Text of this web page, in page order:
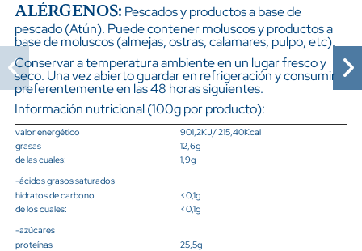
ALÉRGENOS: Pescados y productos a base de
pescado (Atún). Puede contener moluscos y productos a
base de moluscos (almejas, ostras, calamares, pulpo, etc).
Conservar a temperatura ambiente en un lugar fresco y
seco. Una vez abierto guardar en refrigeración y consumir
preferentemente en las 48 horas siguientes.
Información nutricional (100g por producto):
valor energético
901,2KJ/ 215,40Kcal
grasas
12,6g
de las cuales:
-ácidos grasos saturados
1,9g
hidratos de carbono
<0,1g
de los cuales:
-azúcares
<0,1g
proteínas
25,5g